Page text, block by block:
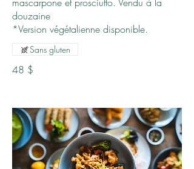
douzaine
48 $
Sans gluten